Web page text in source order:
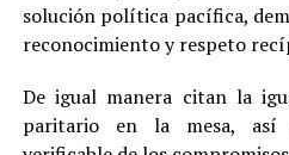
solución política pacífica,
reconocimiento y respeto
De igual manera citan la
paritario en la mesa, así